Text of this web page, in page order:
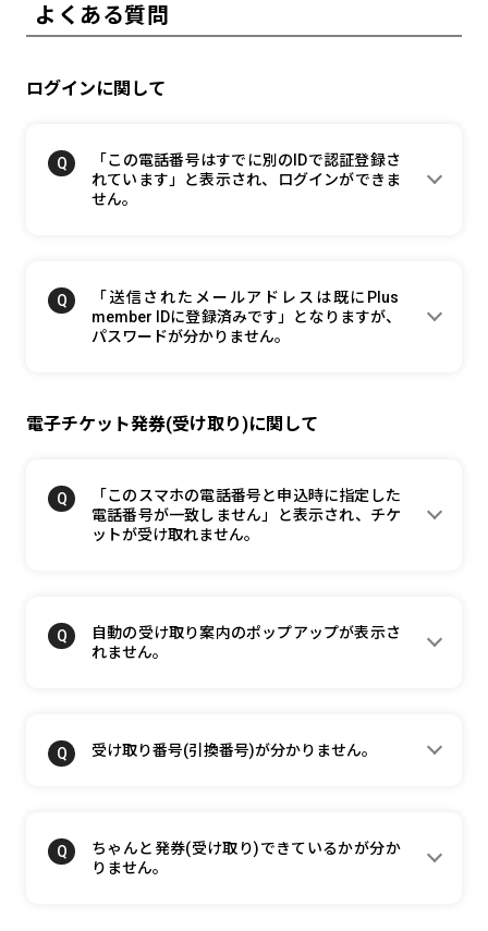
よくある質問
ログインに関して
「この電話番号はすでに別のIDで認証登録さ
れています」と表示され、ログインができま
せん。
「送信されたメールアドレスは既にPlus
member IDに登録済みです」となりますが、
パスワードが分かりません。
電子チケット発券(受け取り)に関して
「このスマホの電話番号と申込時に指定した
電話番号が一致しません」と表示され、チケ
ットが受け取れません。
自動の受け取り案内のポップアップが表示さ
れません。
受け取り番号(引換番号)が分かりません。
ちゃんと発券(受け取り)できているかが分か
りません。